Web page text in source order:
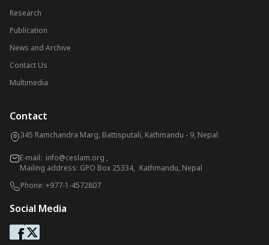
Research
Publication
News and Archive
Contact Us
Multimedia
Contact
345 Ramchandra Marg, Battisputali, Kathmandu - 9, Nepal
E-mail: info@ceslam.org ,
Mailing address: GPO Box 25334, Kathmandu, Nepal
Phone: +977-1-4572807
Social Media